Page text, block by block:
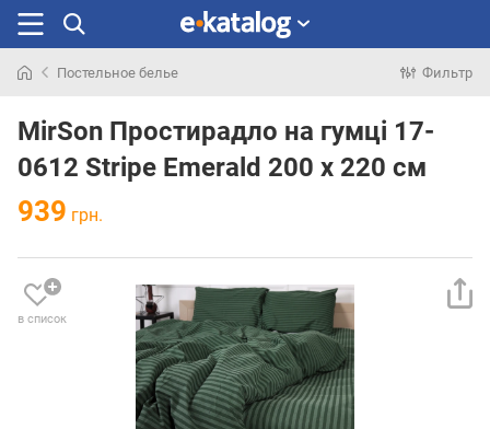
раньше
Постельное белье Фильтр
MirSon Простирадло на гумці 17-
0612 Stripe Emerald 200 х 220 см
939 грн.
в список